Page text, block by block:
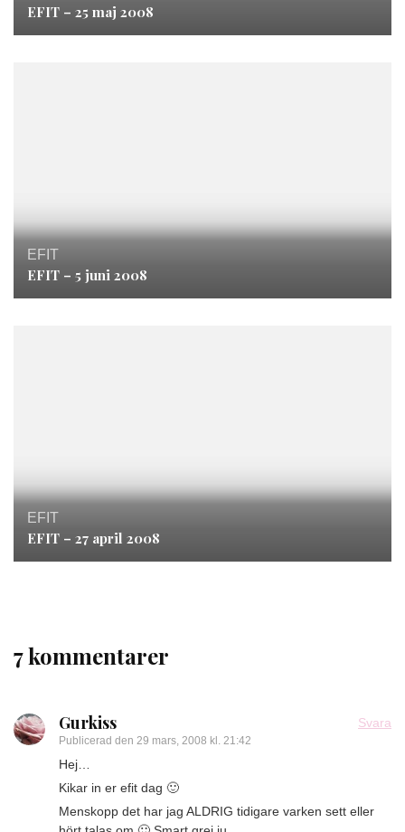
EFIT – 25 maj 2008
EFIT
EFIT – 5 juni 2008
EFIT
EFIT – 27 april 2008
7 kommentarer
Gurkiss
Publicerad den 29 mars, 2008 kl. 21:42
Svara
Hej…
Kikar in er efit dag 🙂
Menskopp det har jag ALDRIG tidigare varken sett eller